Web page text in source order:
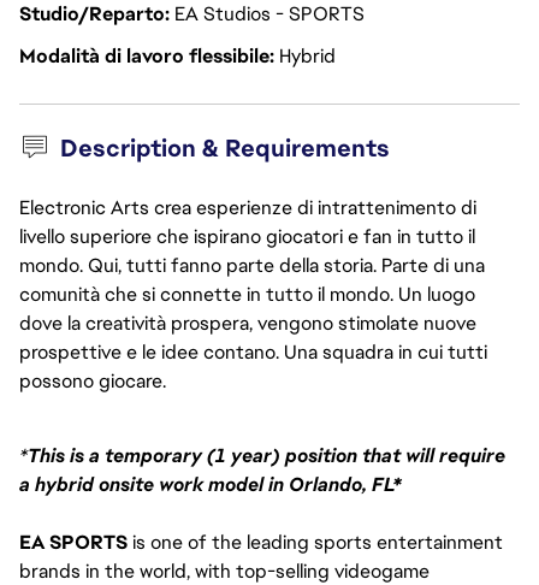
Studio/Reparto EA Studios - SPORTS
Modalità di lavoro flessibile Hybrid
Description & Requirements
Electronic Arts crea esperienze di intrattenimento di
livello superiore che ispirano giocatori e fan in tutto il
mondo. Qui, tutti fanno parte della storia. Parte di una
comunità che si connette in tutto il mondo. Un luogo
dove la creatività prospera, vengono stimolate nuove
prospettive e le idee contano. Una squadra in cui tutti
possono giocare.
*This is a temporary (1 year) position that will require
a hybrid onsite work model in Orlando, FL*
EA SPORTS is one of the leading sports entertainment
brands in the world, with top-selling videogame